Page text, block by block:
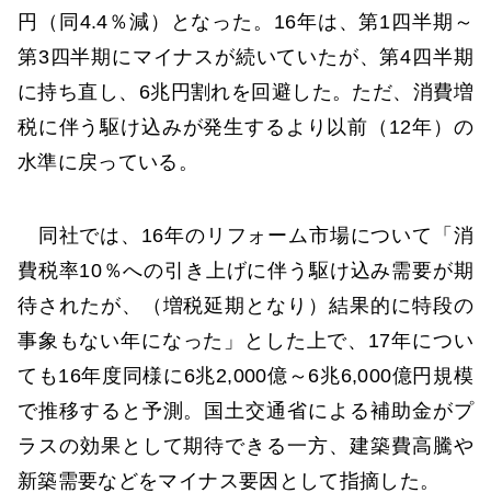
円（同4.4％減）となった。16年は、第1四半期～
第3四半期にマイナスが続いていたが、第4四半期
に持ち直し、6兆円割れを回避した。ただ、消費増
税に伴う駆け込みが発生するより以前（12年）の
水準に戻っている。
同社では、16年のリフォーム市場について「消
費税率10％への引き上げに伴う駆け込み需要が期
待されたが、（増税延期となり）結果的に特段の
事象もない年になった」とした上で、17年につい
ても16年度同様に6兆2,000億～6兆6,000億円規模
で推移すると予測。国土交通省による補助金がプ
ラスの効果として期待できる一方、建築費高騰や
新築需要などをマイナス要因として指摘した。